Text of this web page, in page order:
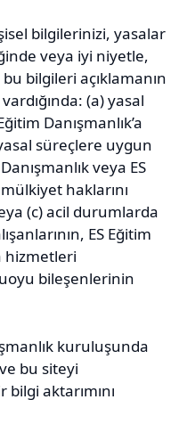
bilgilerinizi, yasalar
veya iyi niyetle,
bilgileri açıklamanın
(a) yasal
Danışmanlık’a
süreçlere uygun
veya ES
haklarını
(c) acil durumlarda
ES Eğitim
hizmetleri
bileşenlerinin
kuruluşunda
bu siteyi
aktarımını